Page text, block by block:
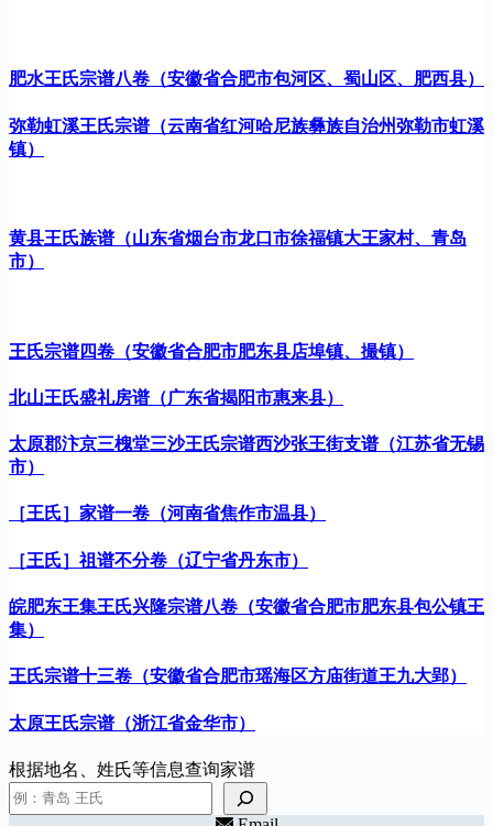
肥水王氏宗谱八卷（安徽省合肥市包河区、蜀山区、肥西县）
弥勒虹溪王氏宗谱（云南省红河哈尼族彝族自治州弥勒市虹溪
镇）
黄县王氏族谱（山东省烟台市龙口市徐福镇大王家村、青岛
市）
王氏宗谱四卷（安徽省合肥市肥东县店埠镇、撮镇）
北山王氏盛礼房谱（广东省揭阳市惠来县）
太原郡汴京三槐堂三沙王氏宗谱西沙张王街支谱（江苏省无锡
市）
［王氏］家谱一卷（河南省焦作市温县）
［王氏］祖谱不分卷（辽宁省丹东市）
皖肥东王集王氏兴隆宗谱八卷（安徽省合肥市肥东县包公镇王
集）
王氏宗谱十三卷（安徽省合肥市瑶海区方庙街道王九大郢）
太原王氏宗谱（浙江省金华市）
根据地名、姓氏等信息查询家谱